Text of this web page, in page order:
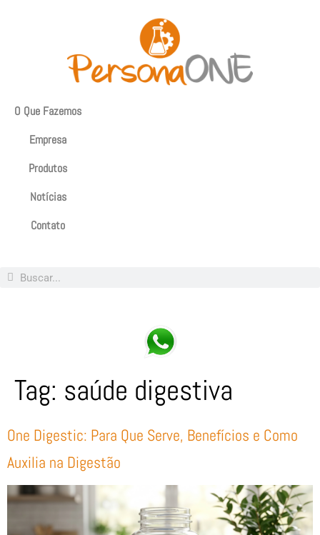
O Que Fazemos
Empresa
Produtos
Notícias
Contato
Tag: saúde digestiva
One Digestic: Para Que Serve, Benefícios e Como
Auxilia na Digestão